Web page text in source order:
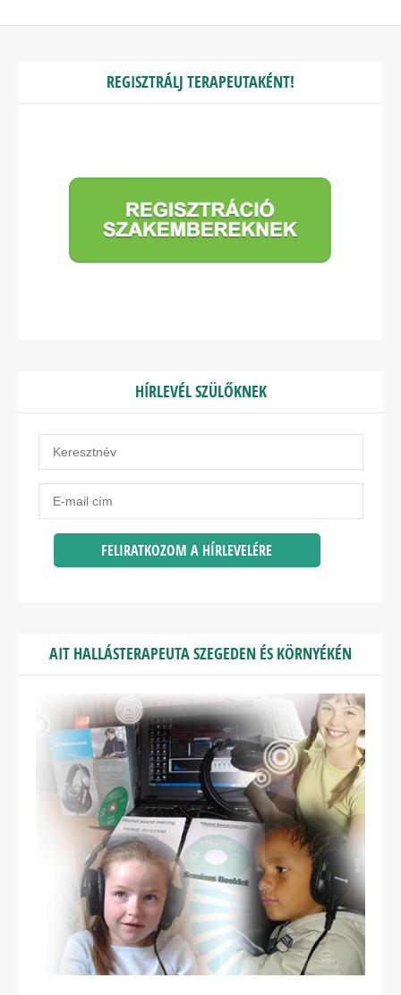
REGISZTRÁLJ TERAPEUTAKÉNT!
HÍRLEVÉL SZÜLŐKNEK
AIT HALLÁSTERAPEUTA SZEGEDEN ÉS KÖRNYÉKÉN